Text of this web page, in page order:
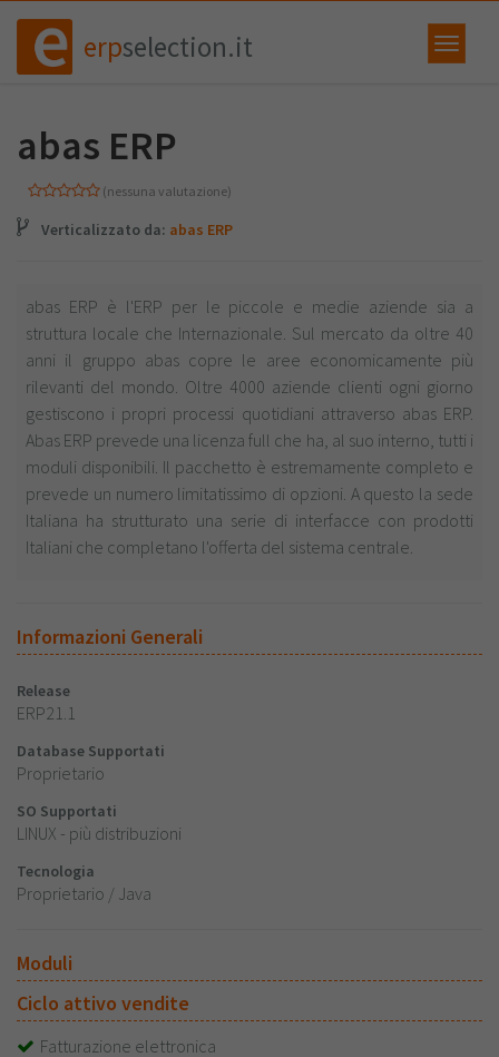
erpselection.it
abas ERP
(nessuna valutazione)
Verticalizzato da: abas ERP
abas ERP è l'ERP per le piccole e medie aziende sia a
struttura locale che Internazionale. Sul mercato da oltre 40
anni il gruppo abas copre le aree economicamente più
rilevanti del mondo. Oltre 4000 aziende clienti ogni giorno
gestiscono i propri processi quotidiani attraverso abas ERP.
Abas ERP prevede una licenza full che ha, al suo interno, tutti i
moduli disponibili. Il pacchetto è estremamente completo e
prevede un numero limitatissimo di opzioni. A questo la sede
Italiana ha strutturato una serie di interfacce con prodotti
Italiani che completano l'offerta del sistema centrale.
Informazioni Generali
Release
ERP21.1
Database Supportati
Proprietario
SO Supportati
LINUX - più distribuzioni
Tecnologia
Proprietario / Java
Moduli
Ciclo attivo vendite
Fatturazione elettronica